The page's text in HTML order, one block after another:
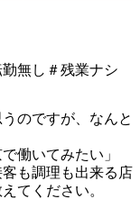
無し＃残業ナシ
のですが、なんと
働いてみたい」
も調理も出来る店
てください。